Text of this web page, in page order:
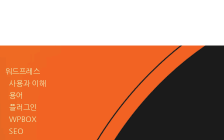
워드프레스
사용과 이해
용어
플러그인
WPBOX
SEO